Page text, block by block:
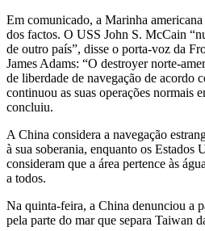
Em comunicado, a Marinha
dos factos. O USS John S. McCain
de outro país”, disse o porta-voz da
James Adams: “O destroyer norte-
de liberdade de navegação de acordo
continuou as suas operações normais
concluiu.
A China considera a navegação
à sua soberania, enquanto os Estados
consideram que a área pertence às
a todos.
Na quinta-feira, a China denunciou a
pela parte do mar que separa Taiwan